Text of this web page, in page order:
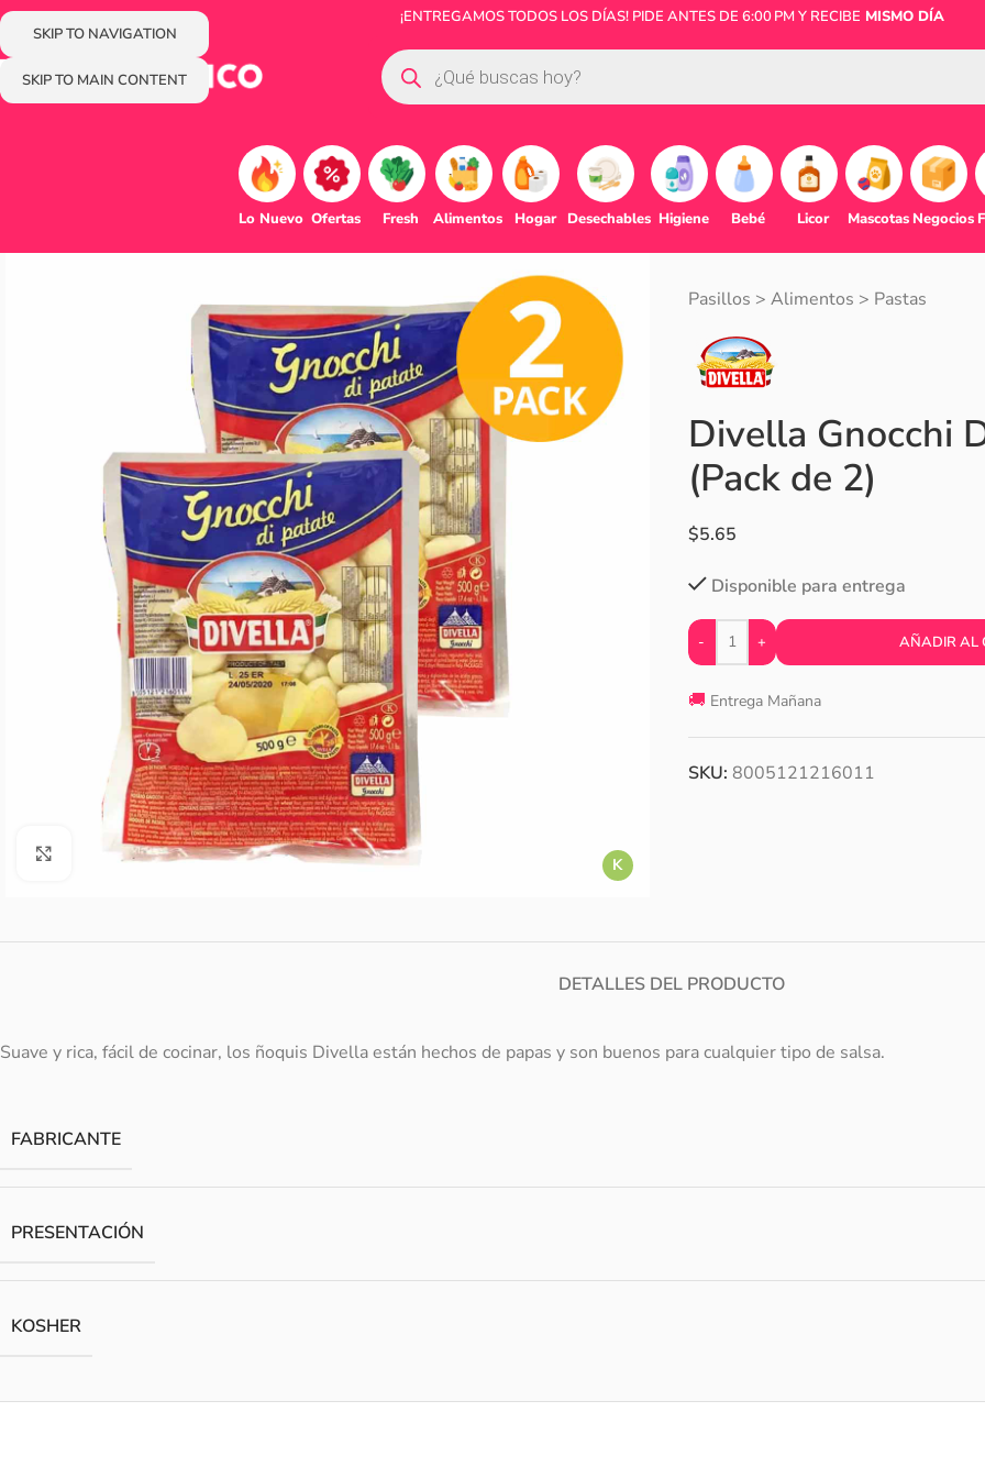
SKIP TO NAVIGATION
SKIP TO MAIN CONTENT
¡ENTREGAMOS TODOS LOS DÍAS! PIDE ANTES DE 6:00 PM Y RECIBE MISMO DÍA
Lo Nuevo Ofertas Fresh Alimentos Hogar Desechables Higiene Bebé Licor Mascotas Negocios
K
Agrandar imagen
Pasillos > Alimentos > Pastas
Divella Gnocchi
(Pack de 2)
$5.65
Disponible para entrega
- + AÑADIR AL
🚚 Entrega Mañana
SKU: 8005121216011
DETALLES DEL PRODUCTO
Suave y rica, fácil de cocinar, los ñoquis Divella están hechos de papas y son buenos para cualquier tipo de salsa.
FABRICANTE
PRESENTACIÓN
KOSHER